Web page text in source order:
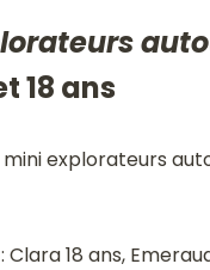
18 ans
explorateurs
18 ans,